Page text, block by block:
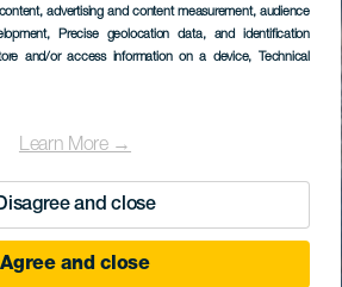
advertising and content measurement, audience
, Precise geolocation data, and identification
and/or access information on a device, Technical
Learn More →
and close
Agree and close